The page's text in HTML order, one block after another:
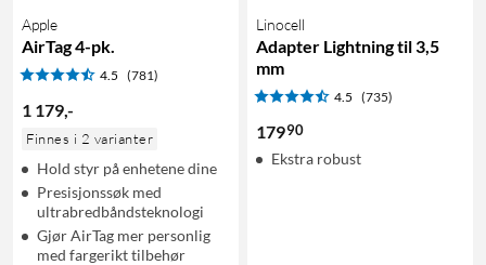
Apple
AirTag 4-pk.
4.5 (781)
1 179,-
Finnes i 2 varianter
Hold styr på enhetene dine
Presisjonssøk med
ultrabredbåndsteknologi
Gjør AirTag mer personlig
med fargerikt tilbehør
Linocell
Adapter Lightning til 3,5
mm
4.5 (735)
17990
Ekstra robust